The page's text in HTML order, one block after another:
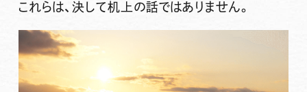
これらは、決して机上の話ではありません。